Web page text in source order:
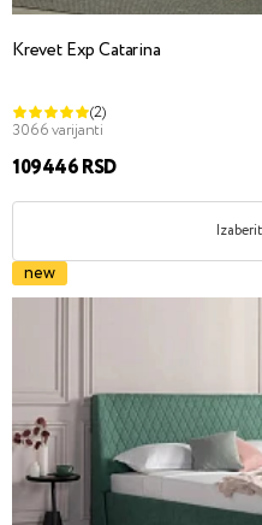
Krevet Exp Catarina
(2)
3066 varijanti
109446 RSD
new